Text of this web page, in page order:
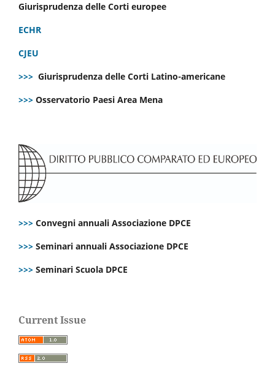
Giurisprudenza delle Corti europee
ECHR
CJEU
>>> Giurisprudenza delle Corti Latino-americane
>>> Osservatorio Paesi Area Mena
>>> Convegni annuali Associazione DPCE
>>> Seminari annuali Associazione DPCE
>>> Seminari Scuola DPCE
Current Issue